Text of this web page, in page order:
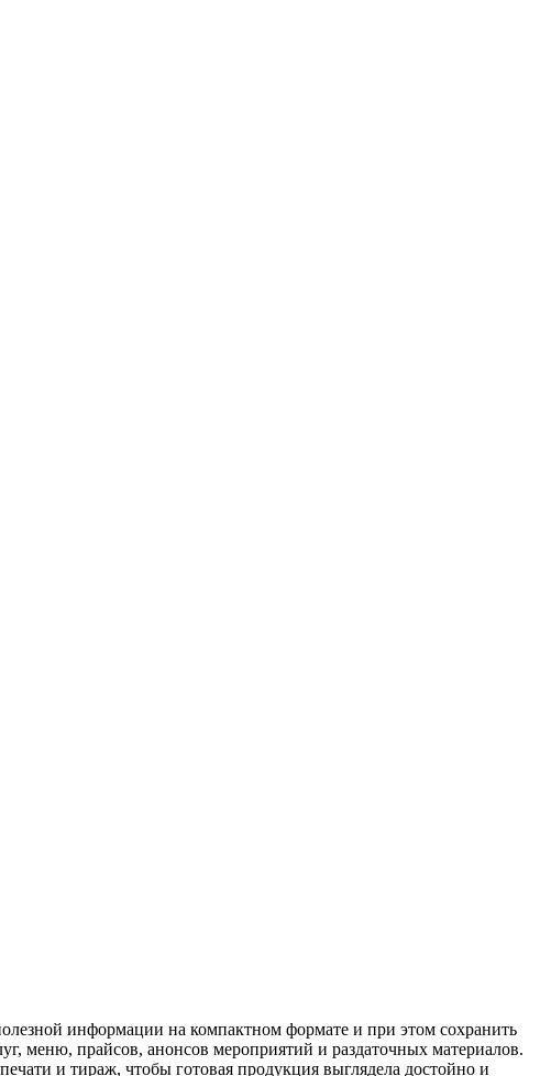
информации на компактном формате и при этом сохранить
меню, прайсов, анонсов мероприятий и раздаточных материалов.
и тираж, чтобы готовая продукция выглядела достойно и